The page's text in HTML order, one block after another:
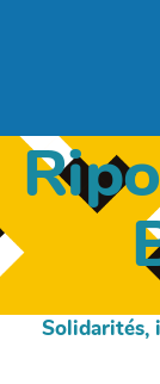
Solidarités,